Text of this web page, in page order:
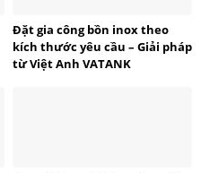
Đặt gia công bồn inox theo
kích thước yêu cầu – Giải pháp
từ Việt Anh VATANK